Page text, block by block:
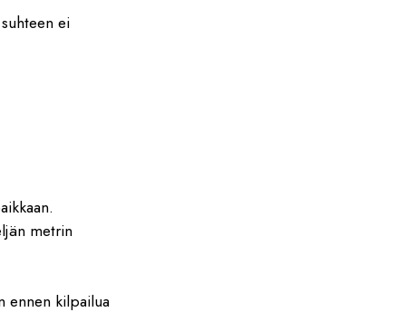
ei
metrin
ennen kilpailua